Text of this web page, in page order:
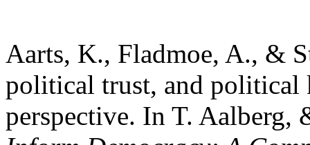
Aarts, K., Fladmoe, A., &
political trust, and political
perspective. In T. Aalberg,